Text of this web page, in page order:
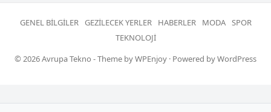
GENEL BILGILER GEZILECEK YERLER HABERLER MODA SPOR
TEKNOLOJI
© 2026Avrupa Tekno - Theme byWPEnjoy · Powered byWordPress